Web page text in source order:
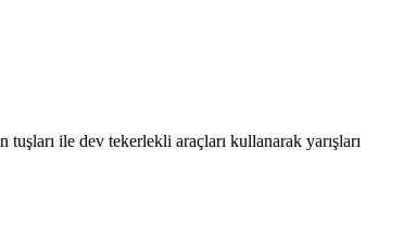
ile dev tekerlekli araçları kullanarak yarışları